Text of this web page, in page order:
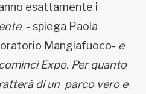
esattamente i
- spiega Paola
Mangiafuoco- e
Expo. Per quanto
di un parco vero e